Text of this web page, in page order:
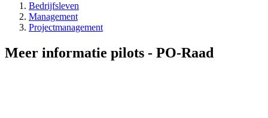
Bedrijfsleven
Management
Projectmanagement
Meer informatie pilots - PO-Raad